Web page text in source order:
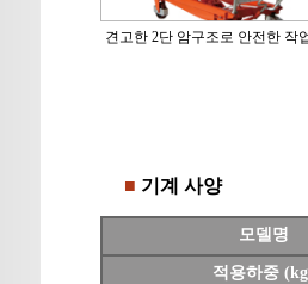
견고한 2단 암구조로 안전한 작
■ 기계 사양
모델명
적용하중